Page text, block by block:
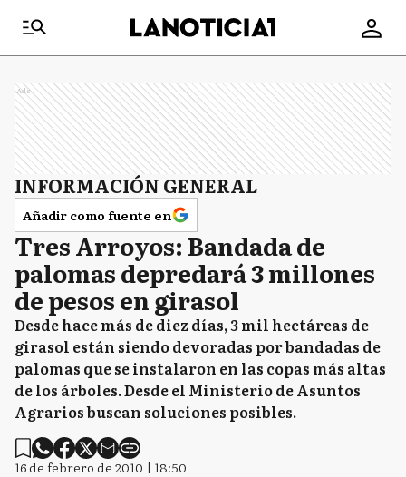
Ads
INFORMACIÓN GENERAL
Añadir como fuente en
Tres Arroyos: Bandada de
palomas depredará 3 millones
de pesos en girasol
Desde hace más de diez días, 3 mil hectáreas de
girasol están siendo devoradas por bandadas de
palomas que se instalaron en las copas más altas
de los árboles. Desde el Ministerio de Asuntos
Agrarios buscan soluciones posibles.
16 de febrero de 2010 | 18:50